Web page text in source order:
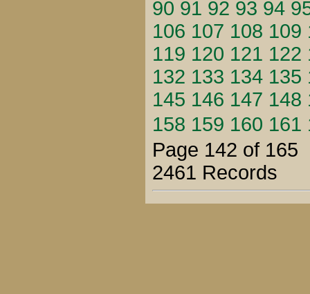
90 91 92 93 94
106 107 108 109
119 120 121 122
132 133 134 135
145 146 147 148
158 159 160 161
Page 142 of 165
2461 Records